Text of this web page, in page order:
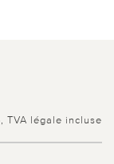
TVA légale incluse